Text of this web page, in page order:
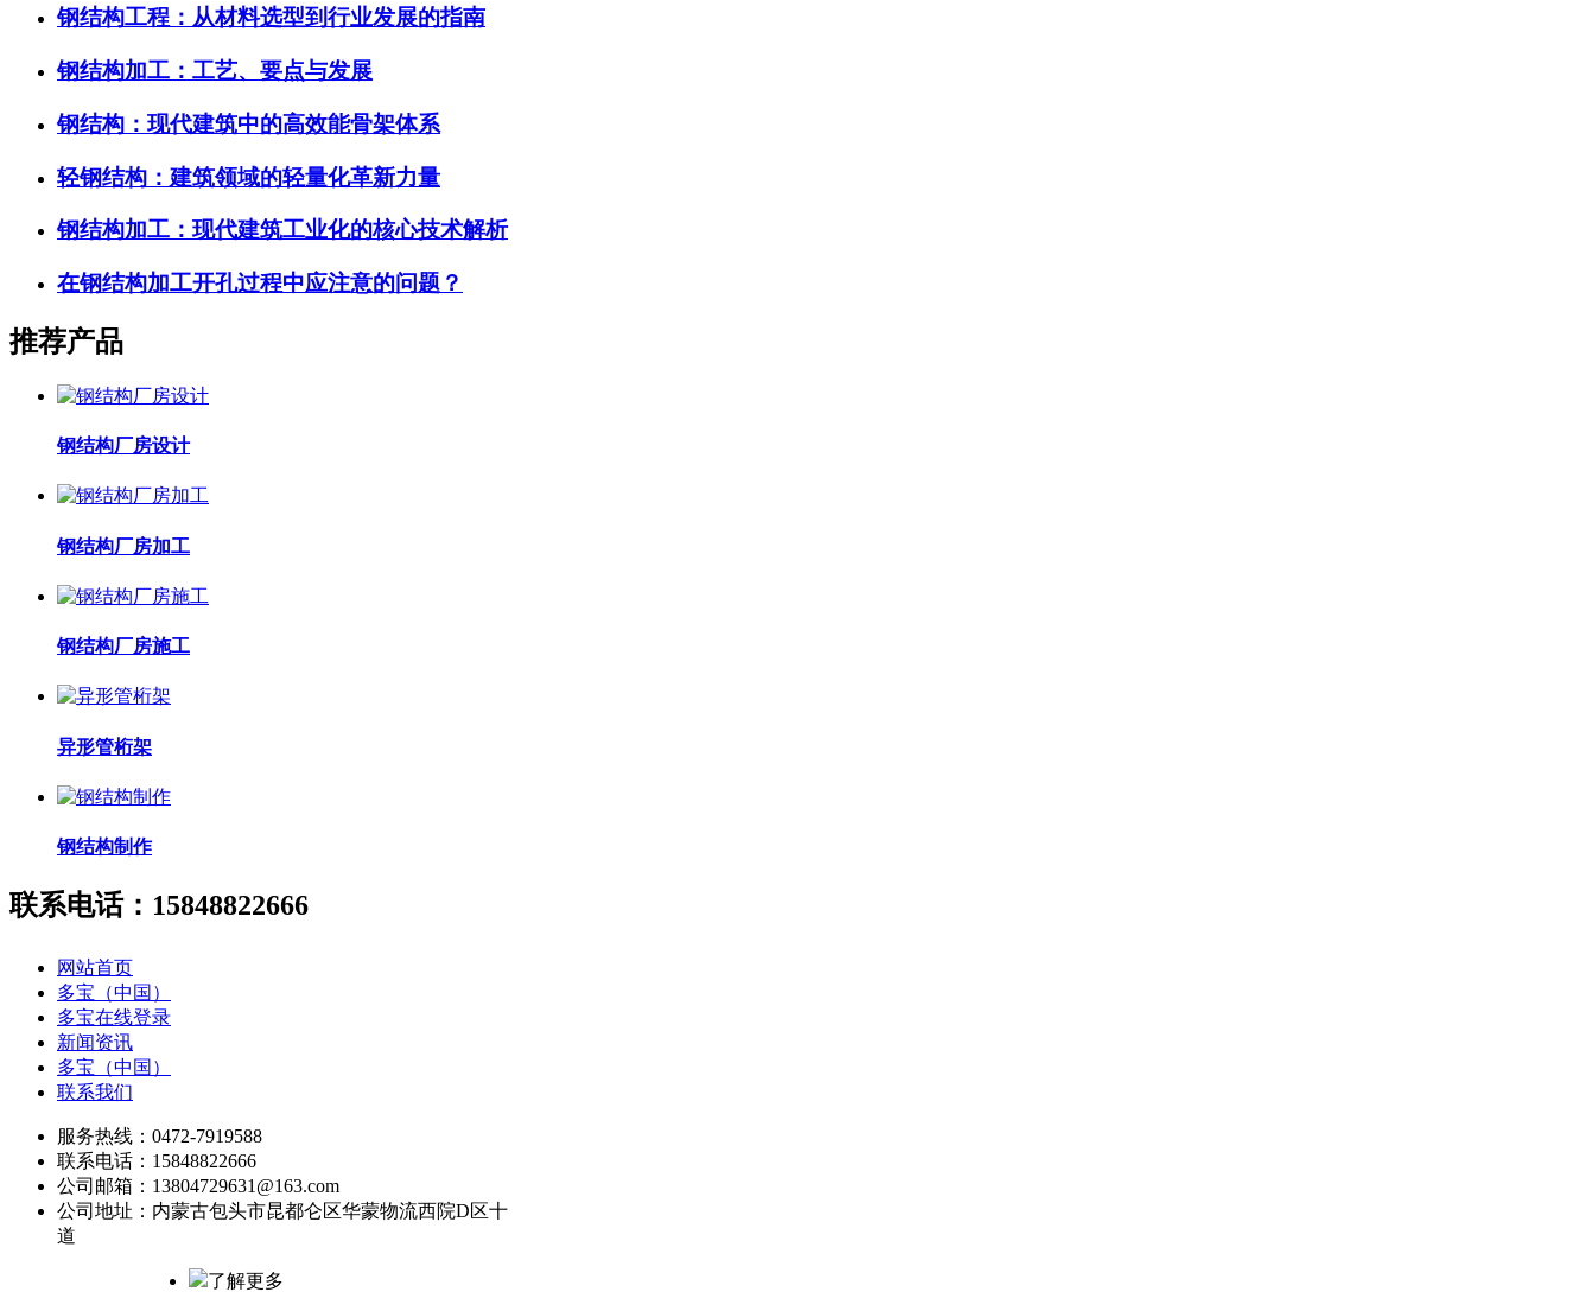
钢结构工程：从材料选型到行业发展的指南
钢结构加工：工艺、要点与发展
钢结构：现代建筑中的高效能骨架体系
轻钢结构：建筑领域的轻量化革新力量
钢结构加工：现代建筑工业化的核心技术解析
在钢结构加工开孔过程中应注意的问题？
推荐产品
钢结构厂房设计
钢结构厂房加工
钢结构厂房施工
异形管桁架
钢结构制作
联系电话：15848822666
网站首页
多宝（中国）
多宝在线登录
新闻资讯
多宝（中国）
联系我们
服务热线：0472-7919588
联系电话：15848822666
公司邮箱：13804729631@163.com
公司地址：内蒙古包头市昆都仑区华蒙物流西院D区十
道
了解更多